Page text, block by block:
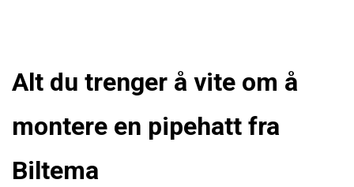
Alt du trenger å vite om å
montere en pipehatt fra
Biltema